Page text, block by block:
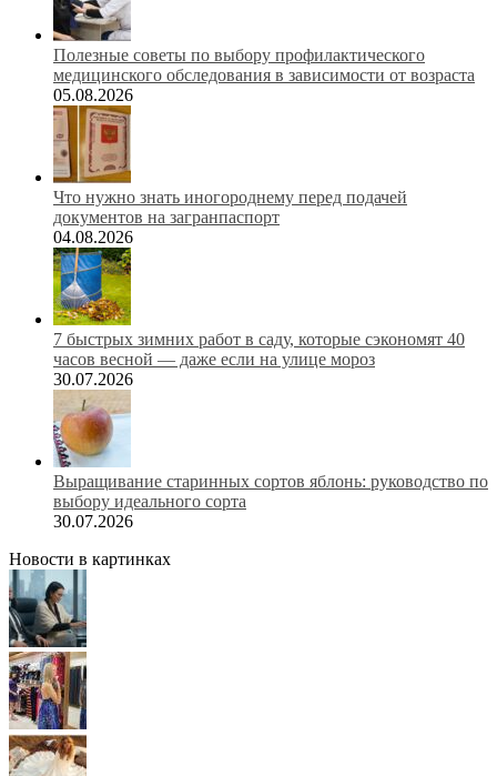
Полезные советы по выбору профилактического
медицинского обследования в зависимости от возраста
05.08.2026
Что нужно знать иногороднему перед подачей
документов на загранпаспорт
04.08.2026
7 быстрых зимних работ в саду, которые сэкономят 40
часов весной — даже если на улице мороз
30.07.2026
Выращивание старинных сортов яблонь: руководство по
выбору идеального сорта
30.07.2026
Новости в картинках